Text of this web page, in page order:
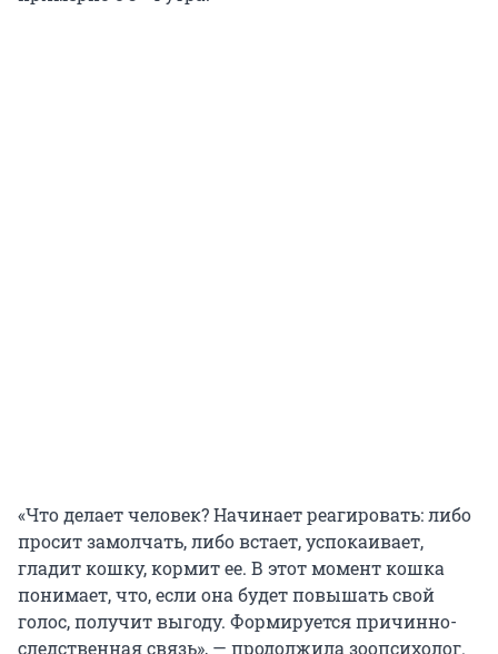
«Что делает человек? Начинает реагировать: либо
просит замолчать, либо встает, успокаивает,
гладит кошку, кормит ее. В этот момент кошка
понимает, что, если она будет повышать свой
голос, получит выгоду. Формируется причинно-
следственная связь», — продолжила зоопсихолог.